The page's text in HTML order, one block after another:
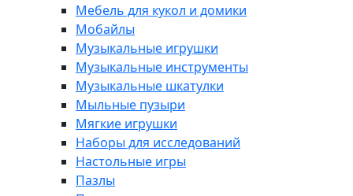
Мебель для кукол и домики
Мобайлы
Музыкальные игрушки
Музыкальные инструменты
Музыкальные шкатулки
Мыльные пузыри
Мягкие игрушки
Наборы для исследований
Настольные игры
Пазлы